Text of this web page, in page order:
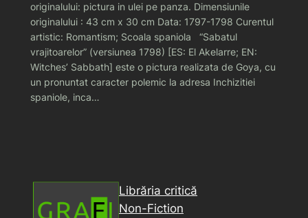
originalului: pictura in ulei pe panza. Dimensiunile
originalului : 43 cm x 30 cm Data: 1797-1798 Curentul
artistic: Romantism; Scoala spaniola “Sabatul
vrajitoarelor” (versiunea 1798) [ES: El Akelarre; EN:
Witches’ Sabbath] este o pictura realizata de Goya, cu
un pronuntat caracter polemic la adresa Inchizitiei
spaniole, inca…
Librăria critică
Non-Fiction